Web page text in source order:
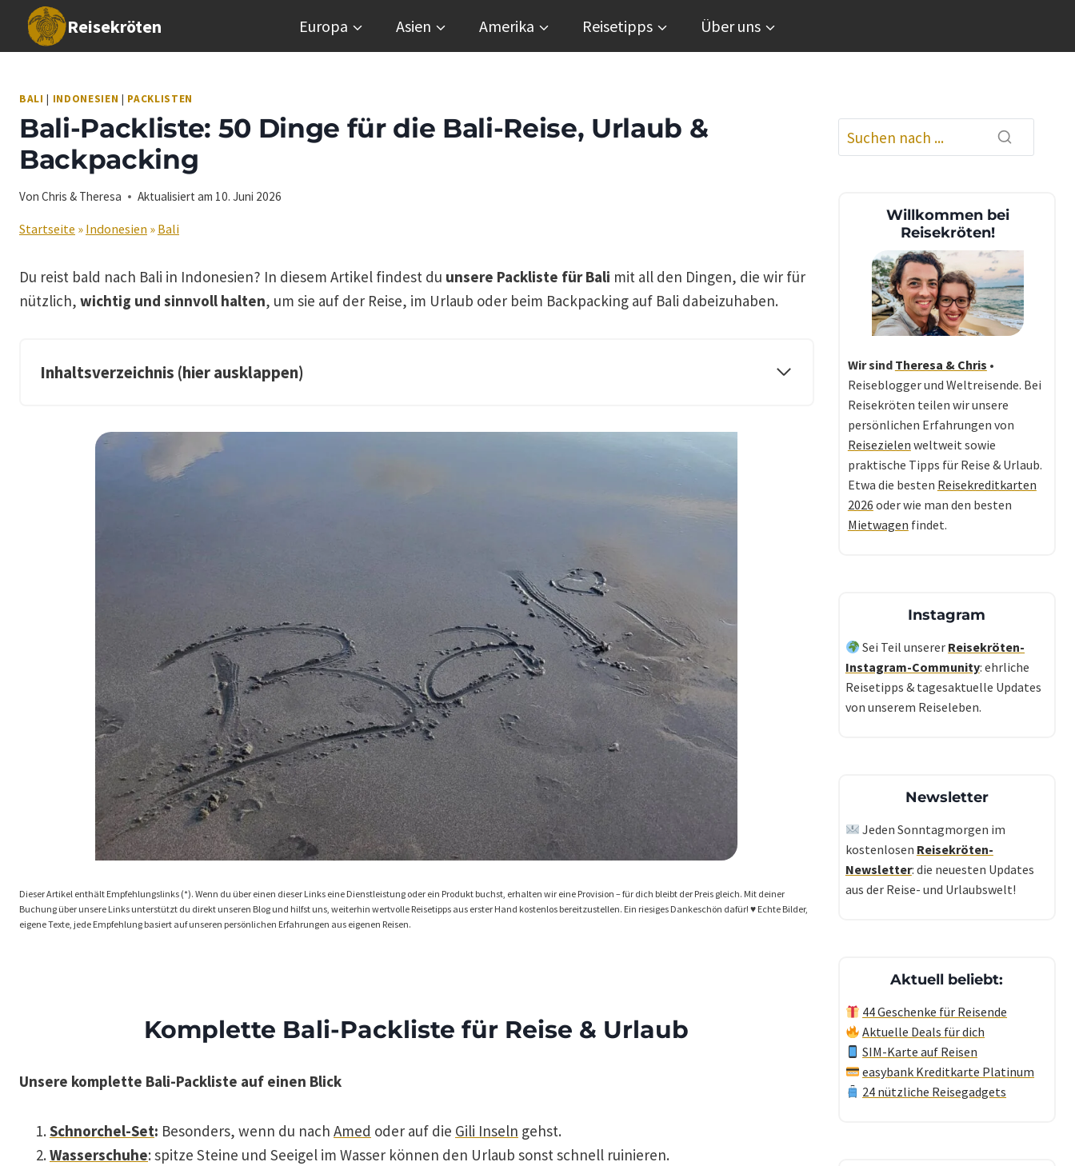
Inhalt
Reisekröten Europa Asien Amerika Reisetipps Über uns
BALI | INDONESIEN | PACKLISTEN
Bali-Packliste: 50 Dinge für die Bali-Reise, Urlaub &
Backpacking
Von Chris & Theresa Aktualisiert am 10. Juni 2026
Startseite » Indonesien » Bali
Du reist bald nach Bali in Indonesien? In diesem Artikel findest du unsere Packliste für Bali mit all den Dingen, die wir für
nützlich, wichtig und sinnvoll halten, um sie auf der Reise, im Urlaub oder beim Backpacking auf Bali dabeizuhaben.
Inhaltsverzeichnis (hier ausklappen)
Dieser Artikel enthält Empfehlungslinks (*). Wenn du über einen dieser Links eine Dienstleistung oder ein Produkt buchst, erhalten wir eine Provision – für dich bleibt der Preis gleich. Mit deiner
Buchung über unsere Links unterstützt du direkt unseren Blog und hilfst uns, weiterhin wertvolle Reisetipps aus erster Hand kostenlos bereitzustellen. Ein riesiges Dankeschön dafür! ♥️ Echte Bilder,
eigene Texte, jede Empfehlung basiert auf unseren persönlichen Erfahrungen aus eigenen Reisen.
Komplette Bali-Packliste für Reise & Urlaub
Unsere komplette Bali-Packliste auf einen Blick
Schnorchel-Set: Besonders, wenn du nach Amed oder auf die Gili Inseln gehst.
Wasserschuhe: spitze Steine und Seeigel im Wasser können den Urlaub sonst schnell ruinieren.
Willkommen bei
Reisekröten!
Wir sind Theresa & Chris •
Reiseblogger und Weltreisende. Bei
Reisekröten teilen wir unsere
persönlichen Erfahrungen von
Reisezielen weltweit sowie
praktische Tipps für Reise & Urlaub.
Etwa die besten Reisekreditkarten
2026 oder wie man den besten
Mietwagen findet.
Instagram
Sei Teil unserer Reisekröten-
Instagram-Community: ehrliche
Reisetipps & tagesaktuelle Updates
von unserem Reiseleben.
Newsletter
Jeden Sonntagmorgen im
kostenlosen Reisekröten-
Newsletter: die neuesten Updates
aus der Reise- und Urlaubswelt!
Aktuell beliebt:
44 Geschenke für Reisende
Aktuelle Deals für dich
SIM-Karte auf Reisen
easybank Kreditkarte Platinum
24 nützliche Reisegadgets